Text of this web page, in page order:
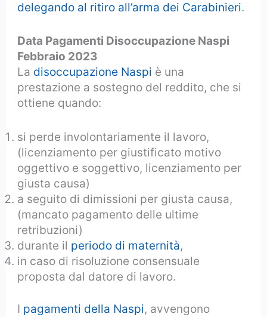
delegando al ritiro all’arma dei Carabinieri.
Data Pagamenti Disoccupazione Naspi
Febbraio 2023
La disoccupazione Naspi è una
prestazione a sostegno del reddito, che si
ottiene quando:
si perde involontariamente il lavoro,
(licenziamento per giustificato motivo
oggettivo e soggettivo, licenziamento per
giusta causa)
a seguito di dimissioni per giusta causa,
(mancato pagamento delle ultime
retribuzioni)
durante il periodo di maternità,
in caso di risoluzione consensuale
proposta dal datore di lavoro.
I pagamenti della Naspi, avvengono